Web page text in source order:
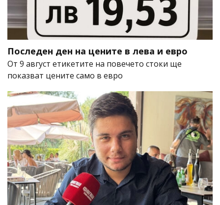
Последен ден на цените в лева и евро
От 9 август етикетите на повечето стоки ще
показват цените само в евро